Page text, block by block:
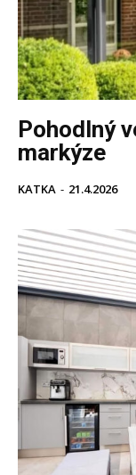
Pohodlný
markýze
KATKA - 21.4.2026